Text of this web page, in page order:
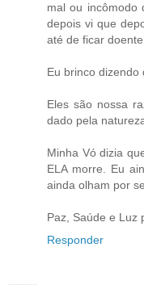
mal ou incômodo
depois vi que
até de ficar
Eu brinco
Eles são nossa
dado pela
Minha Vó dizia
ELA morre. Eu
ainda olham por
Paz, Saúde e Luz
Responder